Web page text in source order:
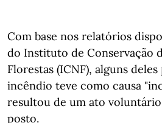
Com base nos relatórios
do Instituto de Conservação
Florestas (ICNF), alguns
incêndio teve como causa
resultou de um ato
posto.